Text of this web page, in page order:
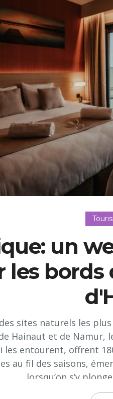
un
les bords
des sites naturels les
Hainaut et de Namur,
les entourent, offrent
au fil des saisons,
lorsqu’on s’y